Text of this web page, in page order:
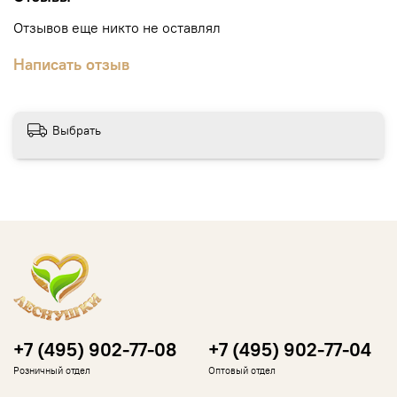
Отзывов еще никто не оставлял
Написать отзыв
Выбрать
+7 (495) 902-77-08
Розничный отдел
+7 (495) 902-77-04
Оптовый отдел